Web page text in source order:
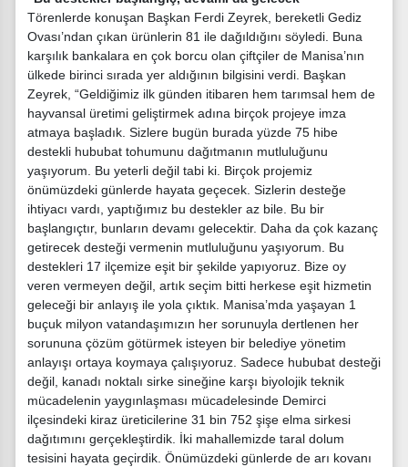
Törenlerde konuşan Başkan Ferdi Zeyrek, bereketli Gediz
Ovası’ndan çıkan ürünlerin 81 ile dağıldığını söyledi. Buna
karşılık bankalara en çok borcu olan çiftçiler de Manisa’nın
ülkede birinci sırada yer aldığının bilgisini verdi. Başkan
Zeyrek, “Geldiğimiz ilk günden itibaren hem tarımsal hem de
hayvansal üretimi geliştirmek adına birçok projeye imza
atmaya başladık. Sizlere bugün burada yüzde 75 hibe
destekli hububat tohumunu dağıtmanın mutluluğunu
yaşıyorum. Bu yeterli değil tabi ki. Birçok projemiz
önümüzdeki günlerde hayata geçecek. Sizlerin desteğe
ihtiyacı vardı, yaptığımız bu destekler az bile. Bu bir
başlangıçtır, bunların devamı gelecektir. Daha da çok kazanç
getirecek desteği vermenin mutluluğunu yaşıyorum. Bu
destekleri 17 ilçemize eşit bir şekilde yapıyoruz. Bize oy
veren vermeyen değil, artık seçim bitti herkese eşit hizmetin
geleceği bir anlayış ile yola çıktık. Manisa’mda yaşayan 1
buçuk milyon vatandaşımızın her sorunuyla dertlenen her
sorununa çözüm götürmek isteyen bir belediye yönetim
anlayışı ortaya koymaya çalışıyoruz. Sadece hububat desteği
değil, kanadı noktalı sirke sineğine karşı biyolojik teknik
mücadelenin yaygınlaşması mücadelesinde Demirci
ilçesindeki kiraz üreticilerine 31 bin 752 şişe elma sirkesi
dağıtımını gerçekleştirdik. İki mahallemizde taral dolum
tesisini hayata geçirdik. Önümüzdeki günlerde de arı kovanı